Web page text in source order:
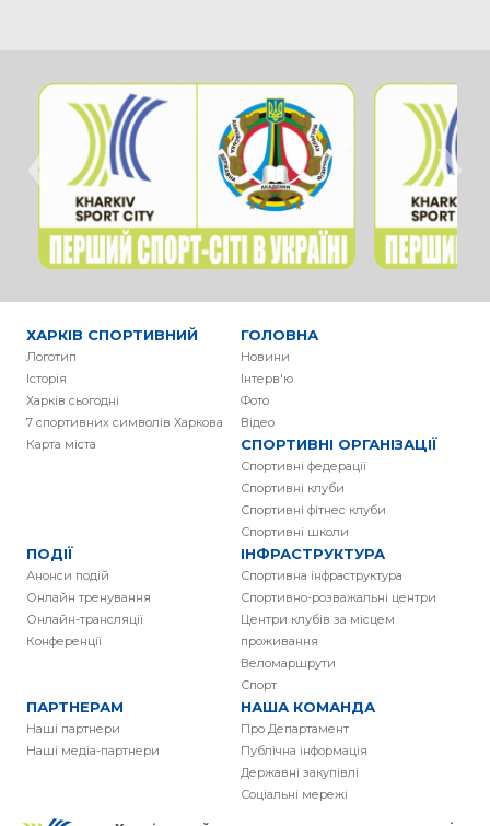
‹ ›
ХАРКІВ СПОРТИВНИЙ
Логотип
Історія
Харків сьогодні
7 спортивних символів Харкова
Карта міста
ГОЛОВНА
Новини
Інтерв'ю
Фото
Вiдео
СПОРТИВНІ ОРГАНІЗАЦІЇ
Спортивні федерації
Спортивні клуби
Спортивні фітнес клуби
Спортивні школи
ПОДІЇ
Анонси подій
Онлайн тренування
Онлайн-трансляції
Конференції
ІНФРАСТРУКТУРА
Спортивна інфраструктура
Спортивно-розважальні центри
Центри клубів за місцем
проживання
Веломаршрути
Спорт
ПАРТНЕРАМ
Наші партнери
Наші медіа-партнери
НАША КОМАНДА
Про Департамент
Публічна інформація
Державні закупівлі
Соціальні мережі